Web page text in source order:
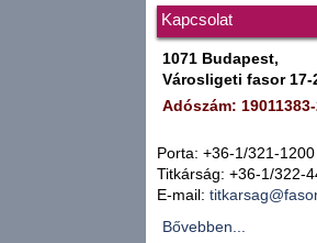
Kapcsolat
1071 Budapest,
Városligeti fasor 17-
Adószám:
Porta: +36-1/321-1200
Titkárság: +36-1/322-
E-mail:
Bővebben...